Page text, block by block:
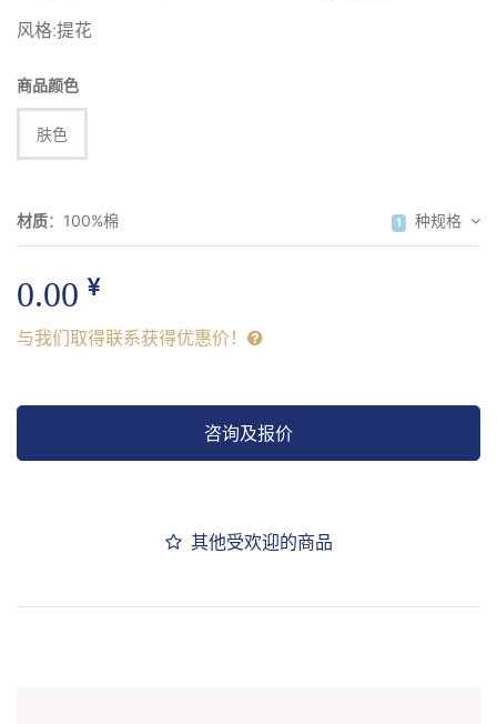
风格:提花
商品颜色
肤色
材质： 100%棉 1 种规格
0.00
与我们取得联系获得优惠价！
咨询及报价
其他受欢迎的商品